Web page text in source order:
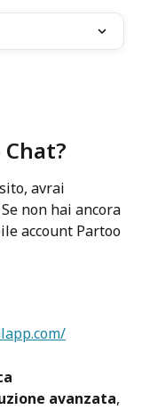
avrai
Se non hai ancora
account Partoo
avanzata,